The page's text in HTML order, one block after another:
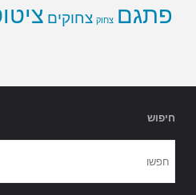
פתגם צחוק צחוקים
חיפוש